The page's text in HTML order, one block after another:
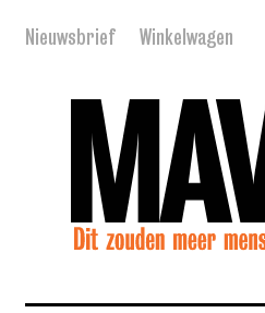
Nieuwsbrief Winkelwagen